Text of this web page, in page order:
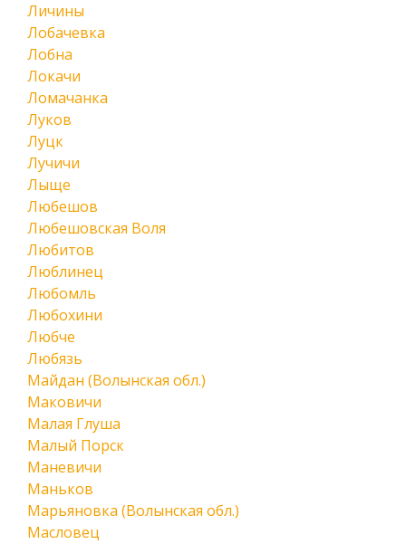
Личины
Лобачевка
Лобна
Локачи
Ломачанка
Луков
Луцк
Лучичи
Лыще
Любешов
Любешовская Воля
Любитов
Люблинец
Любомль
Любохини
Любче
Любязь
Майдан (Волынская обл.)
Маковичи
Малая Глуша
Малый Порск
Маневичи
Маньков
Марьяновка (Волынская обл.)
Масловец